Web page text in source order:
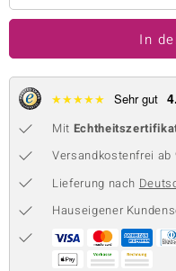
Collection
BY DE MELO
In
★★★★★ Sehr gut
Mit
Versandkostenfrei ab
Lieferung nach
Hauseigener